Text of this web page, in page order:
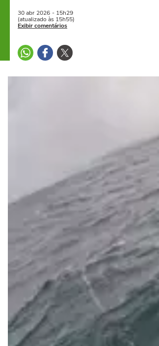
30 abr 2026 - 15h29
(atualizado às 15h55)
Exibir comentários